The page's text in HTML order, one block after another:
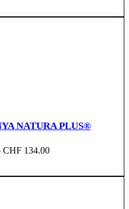
NATURA PLUS®
CHF 134.00